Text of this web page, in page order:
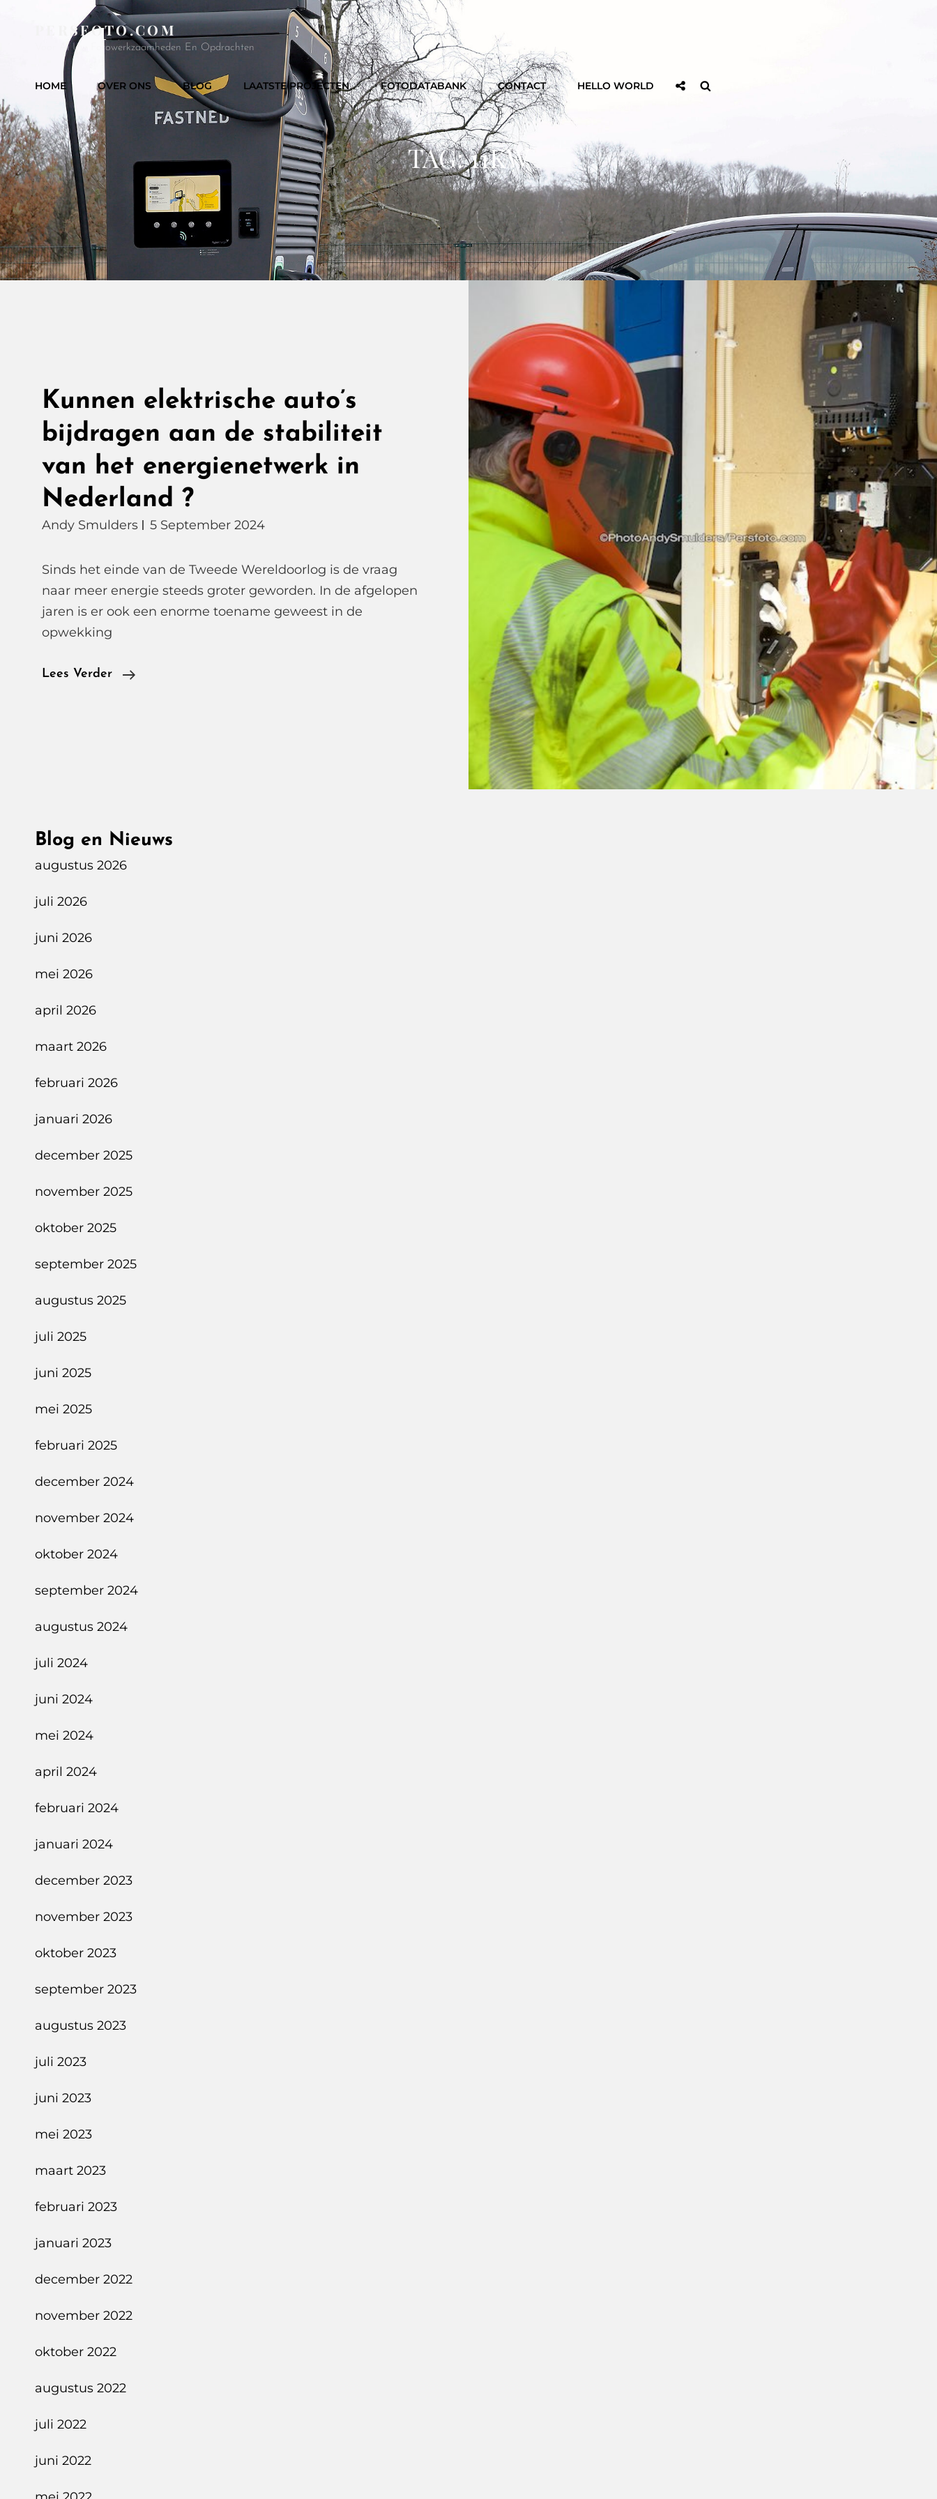
PERSFOTO.COM
Voor Al Uw Fotowerkzaamheden En Opdrachten
HOME OVER ONS BLOG LAATSTE PROJECTEN FOTODATABANK CONTACT HELLO WORLD
Sociaal
TAG:11KW
Kunnen elektrische auto’s
bijdragen aan de stabiliteit
van het energienetwerk in
Nederland ?
Andy Smulders 5 September 2024
Sinds het einde van de Tweede Wereldoorlog is de vraag
naar meer energie steeds groter geworden. In de afgelopen
jaren is er ook een enorme toename geweest in de
opwekking
Lees Verder
Kunnen
Het
Blog en Nieuws
augustus 2026
juli 2026
juni 2026
mei 2026
april 2026
maart 2026
februari 2026
januari 2026
december 2025
november 2025
oktober 2025
september 2025
augustus 2025
juli 2025
juni 2025
mei 2025
februari 2025
december 2024
november 2024
oktober 2024
september 2024
augustus 2024
juli 2024
juni 2024
mei 2024
april 2024
februari 2024
januari 2024
december 2023
november 2023
oktober 2023
september 2023
augustus 2023
juli 2023
juni 2023
mei 2023
maart 2023
februari 2023
januari 2023
december 2022
november 2022
oktober 2022
augustus 2022
juli 2022
juni 2022